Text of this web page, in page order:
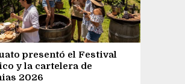
presentó el Festival
y la cartelera de
2026